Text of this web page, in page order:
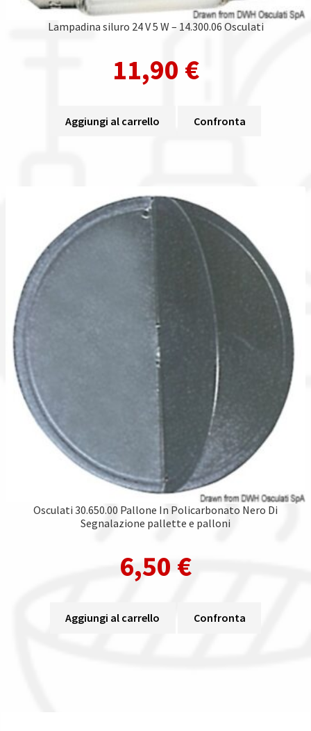
Lampadina siluro 24 V 5 W – 14.300.06 Osculati
11,90 €
Aggiungi al carrello Confronta
Osculati 30.650.00 Pallone In Policarbonato Nero Di
Segnalazione pallette e palloni
6,50 €
Aggiungi al carrello Confronta